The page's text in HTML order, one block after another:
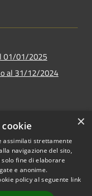
01/01/2025
al 31/12/2024
© 2026 • Comune di
sul Garigliano •
×
assimilati strettamente
navigazione del sito,
fine di elaborare
e anonime.
policy al seguente link